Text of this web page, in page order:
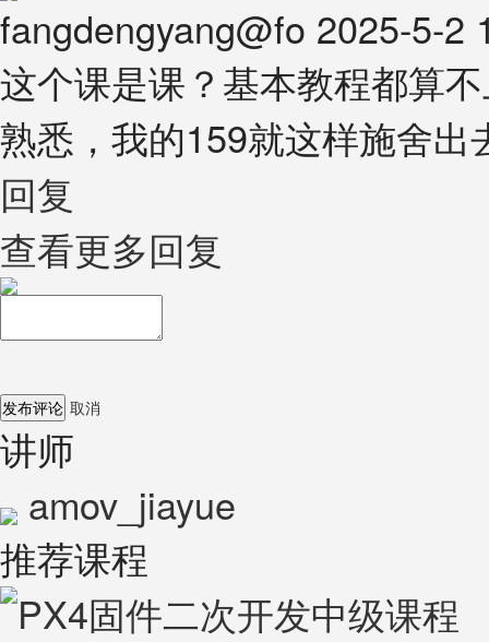
fangdengyang@fo 2025-5-2
这个课是课？基本教程都算
熟悉，我的159就这样施舍出
回复
查看更多回复
发布评论 取消
讲师
amov_jiayue
推荐课程